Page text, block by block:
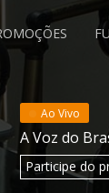
Ao Vivo
A Voz do
Participedo